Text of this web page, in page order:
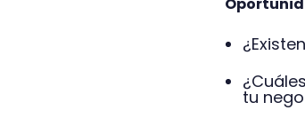
tu